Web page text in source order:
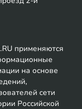
применяются
на основе
сети
Российской